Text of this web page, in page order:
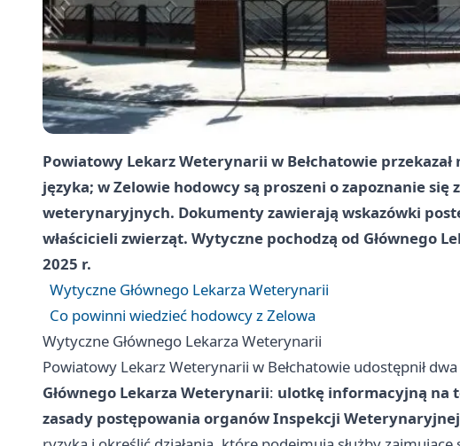
Powiatowy Lekarz Weterynarii w Bełchatowie
języka; w Zelowie hodowcy są proszeni o zapoznanie się
weterynaryjnych. Dokumenty zawierają wskazówki
właścicieli zwierząt. Wytyczne pochodzą od Głównego
2025 r.
Wytyczne Głównego Lekarza Weterynarii
Co powinni wiedzieć hodowcy z Zelowa
Wytyczne Głównego Lekarza Weterynarii
Powiatowy Lekarz Weterynarii w Bełchatowie udostępnił
Głównego Lekarza Weterynarii: ulotkę informacyjną na
zasady postępowania organów Inspekcji Weterynaryjnej